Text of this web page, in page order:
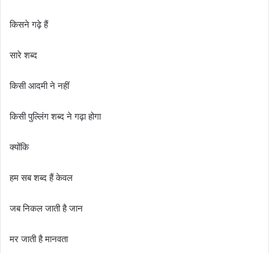
किसने गढ़े हैं
सारे शब्द
किसी आदमी ने नहीं
किसी पुल्लिंग शब्द ने गढ़ा होगा
क्योंकि
हम सब शब्द हैं केवल
जब निकल जाती है जान
मर जाती है मानवता